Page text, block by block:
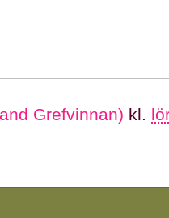
Grefvinnan) kl.